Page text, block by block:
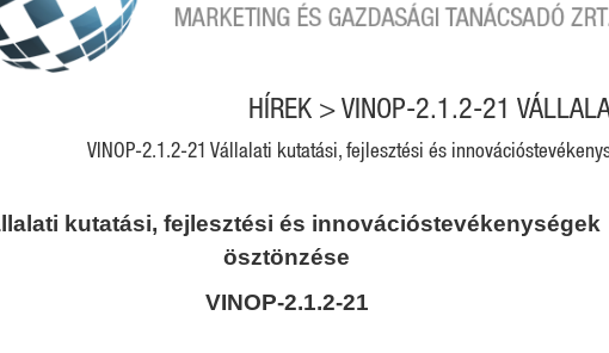
HÍREK > VINOP-2.1.2-21
VINOP-2.1.2-21 Vállalati kutatási, fejlesztési és
kutatási, fejlesztési és innovációstevékenységek
ösztönzése
VINOP-2.1.2-21